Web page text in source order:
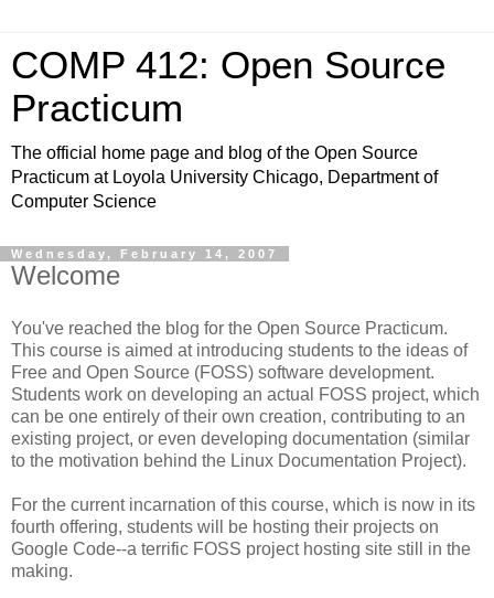
COMP 412: Open Source
Practicum
The official home page and blog of the Open Source
Practicum at Loyola University Chicago, Department of
Computer Science
Wednesday, February 14, 2007
Welcome
You've reached the blog for the Open Source Practicum.
This course is aimed at introducing students to the ideas of
Free and Open Source (FOSS) software development.
Students work on developing an actual FOSS project, which
can be one entirely of their own creation, contributing to an
existing project, or even developing documentation (similar
to the motivation behind the Linux Documentation Project).
For the current incarnation of this course, which is now in its
fourth offering, students will be hosting their projects on
Google Code--a terrific FOSS project hosting site still in the
making.